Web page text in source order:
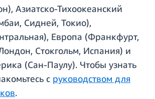
Азиатско-Тихоокеанский
Сидней, Токио),
Европа (Франкфурт,
Стокгольм, Испания) и
(Сан-Паулу). Чтобы узнать
с руководством для
.